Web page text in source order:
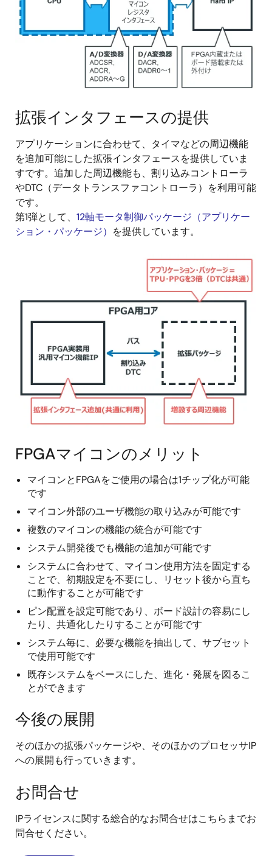
拡張インタフェースの提供
アプリケーションに合わせて、タイマなどの周辺機能
を追加可能にした拡張インタフェースを提供していま
すです。追加した周辺機能も、割り込みコントローラ
やDTC（データトランスファコントローラ）を利用可能
です。
第1弾として、 12軸モータ制御パッケージ（アプリケー
ション・パッケージ） を提供しています。
FPGAマイコンのメリット
マイコンとFPGAをご使用の場合は1チップ化が可能
です
マイコン外部のユーザ機能の取り込みが可能です
複数のマイコンの機能の統合が可能です
システム開発後でも機能の追加が可能です
システムに合わせて、マイコン使用方法を固定する
ことで、初期設定を不要にし、リセット後から直ち
に動作することが可能です
ピン配置を設定可能であり、ボード設計の容易にし
たり、共通化したりすることが可能です
システム毎に、必要な機能を抽出して、サブセット
で使用可能です
既存システムをベースにした、進化・発展を図るこ
とができます
今後の展開
そのほかの拡張パッケージや、そのほかのプロセッサIP
への展開も行っていきます。
お問合せ
IPライセンスに関する総合的なお問合せはこちらまでお
問合せください。